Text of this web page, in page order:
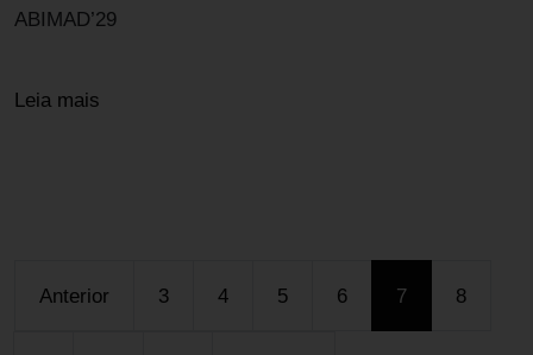
ABIMAD’29
Leia mais
Anterior 3 4 5 6 7 8